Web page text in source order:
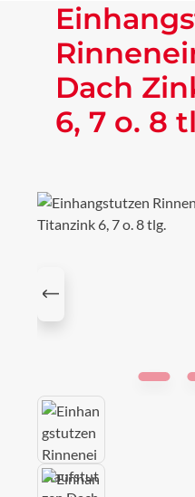
Dach
6, 7 o. 8
Bildergalerie